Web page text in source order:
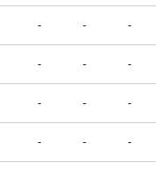
- - -
- - -
- - -
- - -